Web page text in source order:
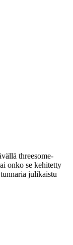
threesome-
onko se kehitetty
julikaistu